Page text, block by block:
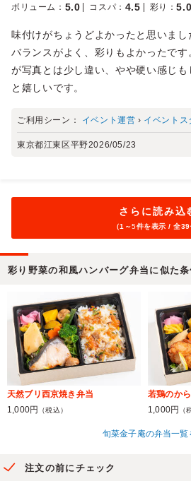
ボリューム ： 5.0 コスパ ： 4.5 彩り ：5.0
味付けがちょうどよかったと思いま
バランスがよく、彩りもよかったで
が写真とは少し違い、やや硬い感じ
と嬉しいです。
ご利用シーン： イベント運営 › イベントス
東京都江東区平野2026/05/23
さらに読み込
（1～5件を表示 / 全39
彩り野菜の和風ハンバーグ弁当に似た
天然ブリ西京焼き弁当
1,000円
（税込）
若鶏のか
1,000円
（
旬菜金子庵の弁当一覧
注文の前にチェック